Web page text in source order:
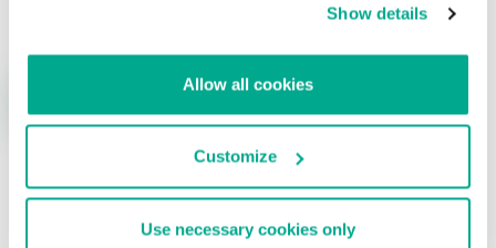
Show details
Allow all cookies
Customize
Use necessary cookies only
ÚLTIMAS PUBLICACIONES